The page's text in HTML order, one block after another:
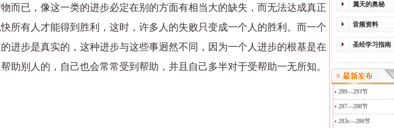
而已，像这一类的进步必定在别的方面有相当大的缺失，而无法达成真正
所有人才能得到胜利，这时，许多人的失败只变成一个人的胜利。而一个
进步是真实的，这种进步与这些事迥然不同，因为一个人进步的根基是在
别人的，自己也会常常受到帮助，并且自己多半对于受帮助一无所知。
属天的奥秘
音频资料
圣经学习指南
289—293节
287—288节
283c—286节